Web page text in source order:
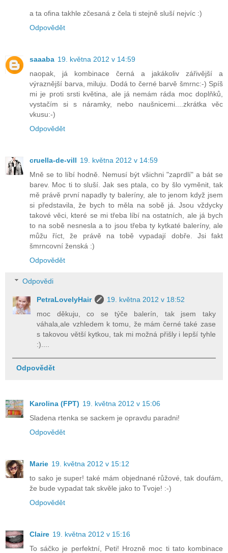
a ta ofina takhle zčesaná z čela ti stejně sluší nejvíc :)
Odpovědět
saaaba 19. května 2012 v 14:59
naopak, já kombinace černá a jakákoliv zářivější a
výraznější barva, miluju. Dodá to černé barvě šmrnc:-) Spíš
mi je proti srsti květina, ale já nemám ráda moc doplňků,
vystačím si s náramky, nebo naušnicemi....zkrátka věc
vkusu:-)
Odpovědět
cruella-de-vill 19. května 2012 v 14:59
Mně se to líbí hodně. Nemusí být všichni "zaprdlí" a bát se
barev. Moc ti to sluší. Jak ses ptala, co by šlo vyměnit, tak
mě právě první napadly ty baleríny, ale to jenom když jsem
si představila, že bych to měla na sobě já. Jsou vždycky
takové věci, které se mi třeba líbí na ostatních, ale já bych
to na sobě nesnesla a to jsou třeba ty kytkaté baleríny, ale
můžu říct, že právě na tobě vypadají dobře. Jsi fakt
šmrncovní ženská :)
Odpovědět
Odpovědi
PetraLovelyHair
19. května 2012 v 18:52
moc děkuju, co se týče balerín, tak jsem taky
váhala,ale vzhledem k tomu, že mám černé také zase
s takovou větší kytkou, tak mi možná přišly i lepší tyhle
:)....
Odpovědět
Karolina (FPT) 19. května 2012 v 15:06
Sladena rtenka se sackem je opravdu paradni!
Odpovědět
Marie 19. května 2012 v 15:12
to sako je super! také mám objednané růžové, tak doufám,
že bude vypadat tak skvěle jako to Tvoje! :-)
Odpovědět
Claire 19. května 2012 v 15:16
To sáčko je perfektní, Peti! Hrozně moc ti tato kombinace